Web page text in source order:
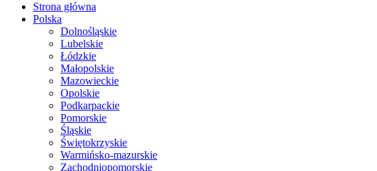
Strona główna
Polska
Dolnośląskie
Lubelskie
Łódzkie
Małopolskie
Mazowieckie
Opolskie
Podkarpackie
Pomorskie
Śląskie
Świętokrzyskie
Warmińsko-mazurskie
Zachodniopomorskie